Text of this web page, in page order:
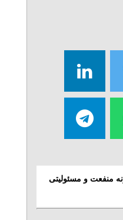
منفعت و مسئولیتی